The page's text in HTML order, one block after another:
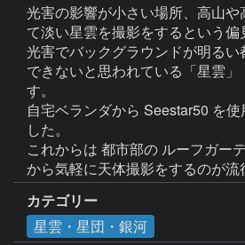
光害の影響が小さい場所、高山や
て淡い星雲を撮影をするという偏
光害でバックグラウンドが明る
できないと思われている「星雲
す。
自宅ベランダから Seestar50 を
した。
これからは 都市部の ルーフガー
カテゴリー
星雲・星団・銀河